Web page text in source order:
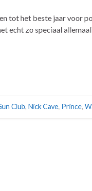
tot het beste jaar voor
echt zo speciaal
Club, Nick Cave, Prince,